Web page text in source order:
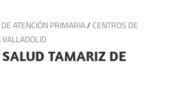
ATENCIÓN PRIMARIA/CENTROS DE
SALUD TAMARIZ DE